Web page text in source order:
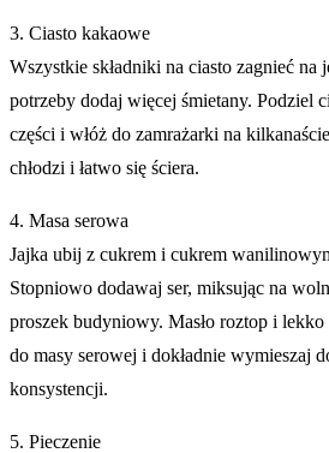
3. Ciasto kakaowe
Wszystkie składniki na ciasto zagnieć na
potrzeby dodaj więcej śmietany. Podziel
części i włóż do zamrażarki na
chłodzi i łatwo się ściera.
4. Masa serowa
Jajka ubij z cukrem i cukrem
Stopniowo dodawaj ser, miksując na
proszek budyniowy. Masło roztop i lekko
do masy serowej i dokładnie wymieszaj
konsystencji.
5. Pieczenie